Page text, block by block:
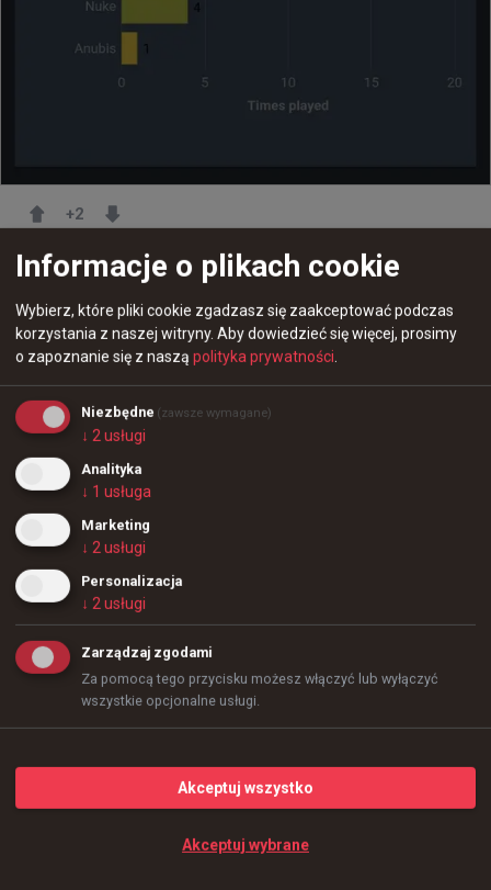
+2
Dust2 najchętniej graną mapą w 23. sezonie ESL Pro
League
@ESLCS
-anubis? 😂
#ESLProLeague
Informacje o plikach cookie
Wybierz, które pliki cookie zgadzasz się zaakceptować podczas
korzystania z naszej witryny. Aby dowiedzieć się więcej, prosimy
o zapoznanie się z naszą polityka prywatności.
Niezbędne (zawsze wymagane)
↓ 2usługi
Analityka
↓ 1 usługa
Marketing
↓ 2usługi
Personalizacja
↓ 2usługi
Zarządzaj zgodami
Za pomocą tego przycisku możesz włączyć lub wyłączyć
wszystkie opcjonalne usługi.
Akceptuj wybrane
Akceptuj wszystko